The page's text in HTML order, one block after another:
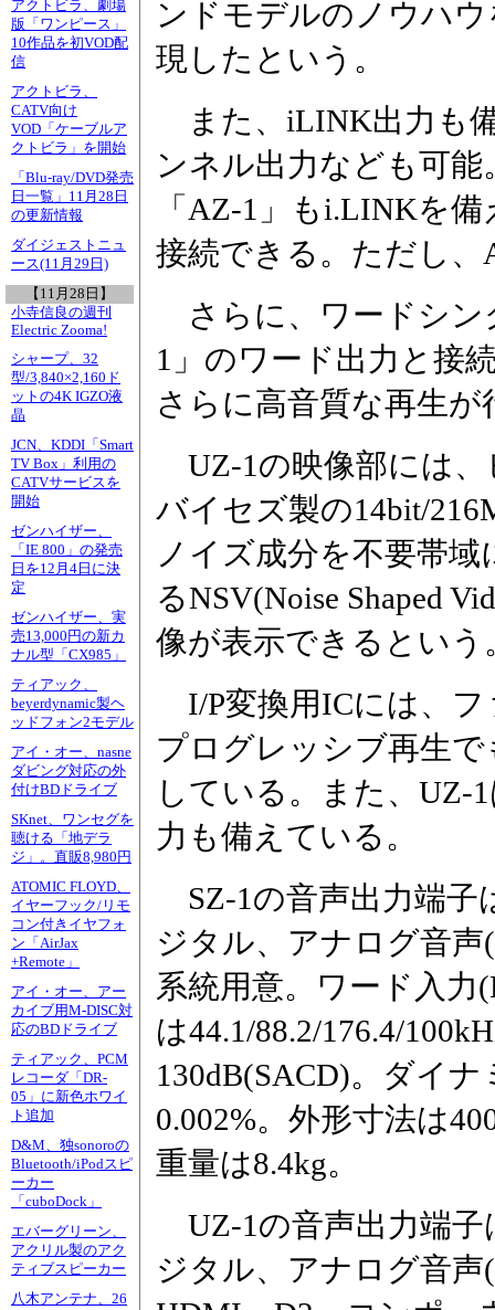
アクトビラ、劇場
版「ワンピース」
10作品を初VOD配
信
アクトビラ、
CATV向け
VOD「ケーブルア
クトビラ」を開始
「Blu-ray/DVD発売
日一覧」11月28日
の更新情報
ダイジェストニュ
ース(11月29日)
【11月28日】
小寺信良の週刊
Electric Zooma!
シャープ、32
型/3,840×2,160ド
ットの4K IGZO液
晶
JCN、KDDI「Smart
TV Box」利用の
CATVサービスを
開始
ゼンハイザー、
「IE 800」の発売
日を12月4日に決
定
ゼンハイザー、実
売13,000円の新カ
ナル型「CX985」
ティアック、
beyerdynamic製ヘ
ッドフォン2モデル
アイ・オー、nasne
ダビング対応の外
付けBDドライブ
SKnet、ワンセグを
聴ける「地デラ
ジ」。直販8,980円
ATOMIC FLOYD、
イヤーフック/リモ
コン付きイヤフォ
ン「AirJax
+Remote」
アイ・オー、アー
カイブ用M-DISC対
応のBDドライブ
ティアック、PCM
レコーダ「DR-
05」に新色ホワイ
ト追加
D&M、独sonoroの
Bluetooth/iPodスピ
ーカー
「cuboDock」
エバーグリーン、
アクリル製のアク
ティブスピーカー
八木アンテナ、26
ンドモデルのノウハ
現したという。
また、iLINK出力も
ンネル出力なども可
「AZ-1」もi.LINKを
接続できる。ただし、
さらに、ワードシン
1」のワード出力と接
さらに高音質な再生
UZ-1の映像部には、
バイセズ製の14bit/
ノイズ成分を不要帯
るNSV(Noise Shaped
像が表示できるという
I/P変換用ICには、フ
プログレッシブ再生
している。また、UZ-
力も備えている。
SZ-1の音声出力端子
ジタル、アナログ音
系統用意。ワード入力
は44.1/88.2/176.4/
130dB(SACD)。ダイ
0.002%。外形寸法は
重量は8.4kg。
UZ-1の音声出力端子
ジタル、アナログ音